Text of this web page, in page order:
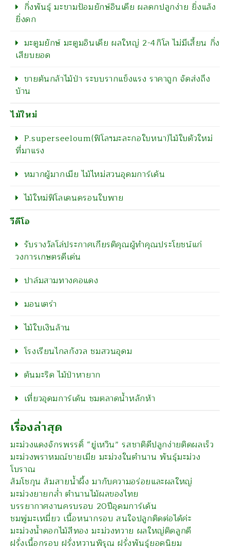
กิ่งพันธุ์ มะขามป้อมยักษ์อินเดีย ผลดกปลูกง่าย ยิ่งแล้ง
ยิ่งดก
มะตูมยักษ์ มะตูมอินเดีย ผลใหญ่ 2-4กิโล ไม่มีเสี้ยน กิ่ง
เสียบยอด
ขายต้นกล้าไม้ป่า ระบบรากแข็งแรง ราคาถูก จัดส่งถึง
บ้าน
ไม้ใหม่
P.superseeloum(ฟิโลฯมะละกอใบหนา)ไม้ใบตัวใหม่
ที่มาแรง
หมากผู้มากเมีย ไม้ไหม่สวนอุดมการ์เด้น
ไม้ใหม่ฟิโลเดนดรอนใบพาย
วีดีโอ
รับรางวัลโล่ประกาศเกียรติคุณผู้ทำคุณประโยชน์แก่
วงการเกษตรดีเด่น
ปาล์มสามทางคอแดง
มอนเตร่า
ไม้ใบเงินล้าน
โรงเรียนไกลกังวล ชมสวนอุดม
ต้นมะริด ไม้ป่าหายาก
เที่ยวอุดมการ์เด้น ชมตลาดน้ำหลักห้า
เรื่องล่าสุด
มะม่วงแดงจักรพรรดิ์ “ยู่เหวิน” รสชาติดีปลูกง่ายติดผลเร็ว
มะม่วงพราหมณ์ขายเมีย มะม่วงในตำนาน พันธุ์มะม่วง
โบราณ
ส้มโชกุน ส้มสายน้ำผึ้ง มากับความอร่อยและผลใหญ่
มะม่วงยายกล่ำ ตำนานไม้ผลของไทย
บรรยากาศงานครบรอบ 20ปีอุดมการ์เด้น
ชมพู่มะเหมี่ยว เนื้อหนากรอบ สนใจปลูกติดต่อได้ค่ะ
มะม่วงน้ำดอกไม้สีทอง มะม่วงทวาย ผลใหญ่ติดลูกดี
ฝรั่งเนื้อกรอบ ฝรั่งหวานพิรุณ ฝรั่งพันธุ์ยอดนิยม